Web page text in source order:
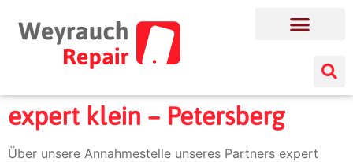
expert klein – Petersberg
Über unsere Annahmestelle unseres Partners expert